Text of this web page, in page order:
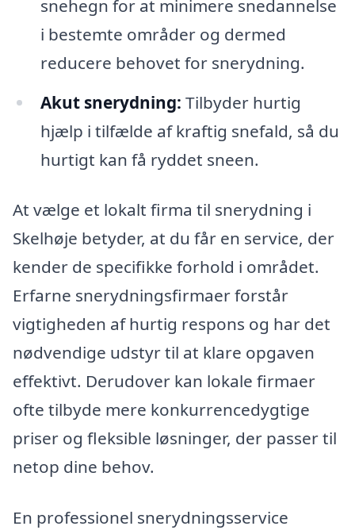
snehegn for at minimere snedannelse
i bestemte områder og dermed
reducere behovet for snerydning.
Akut snerydning: Tilbyder hurtig
hjælp i tilfælde af kraftig snefald, så du
hurtigt kan få ryddet sneen.
At vælge et lokalt firma til snerydning i
Skelhøje betyder, at du får en service, der
kender de specifikke forhold i området.
Erfarne snerydningsfirmaer forstår
vigtigheden af hurtig respons og har det
nødvendige udstyr til at klare opgaven
effektivt. Derudover kan lokale firmaer
ofte tilbyde mere konkurrencedygtige
priser og fleksible løsninger, der passer til
netop dine behov.
En professionel snerydningsservice